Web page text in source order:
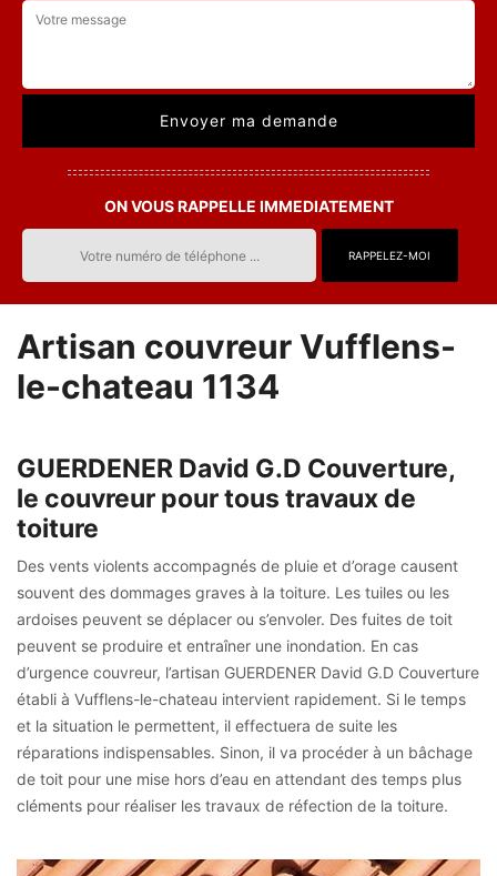
ON VOUS RAPPELLE IMMEDIATEMENT
Artisan couvreur Vufflens-
le-chateau 1134
GUERDENER David G.D Couverture,
le couvreur pour tous travaux de
toiture
Des vents violents accompagnés de pluie et d’orage causent
souvent des dommages graves à la toiture. Les tuiles ou les
ardoises peuvent se déplacer ou s’envoler. Des fuites de toit
peuvent se produire et entraîner une inondation. En cas
d’urgence couvreur, l’artisan GUERDENER David G.D Couverture
établi à Vufflens-le-chateau intervient rapidement. Si le temps
et la situation le permettent, il effectuera de suite les
réparations indispensables. Sinon, il va procéder à un bâchage
de toit pour une mise hors d’eau en attendant des temps plus
cléments pour réaliser les travaux de réfection de la toiture.